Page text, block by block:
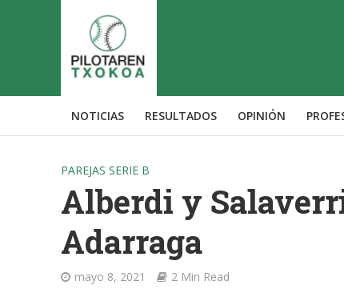
NOTICIAS RESULTADOS OPINIÓN
PAREJAS SERIE B
Alberdi y
Adarraga
mayo 8, 2021 2 Min Read